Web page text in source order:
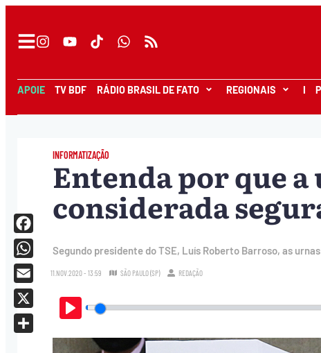
APOIE TV BDF RÁDIO BRASIL DE FATO REGIONAIS I
INFORMATIZAÇÃO
Entenda por que
considerada
Segundo presidente do TSE, Luís Roberto Barroso, as
11.NOV.2020 - 13:59 SÃO PAULO (SP) REDAÇÃO
Play
Facebook
WhatsApp
Email
X